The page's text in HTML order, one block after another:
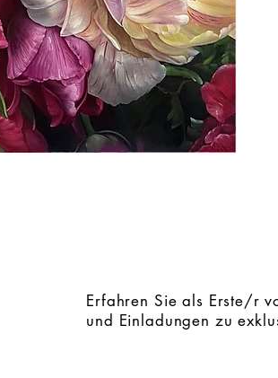
Erfahren Sie als Erste/r
und Einladungen zu